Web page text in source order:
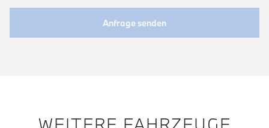
Anfrage senden